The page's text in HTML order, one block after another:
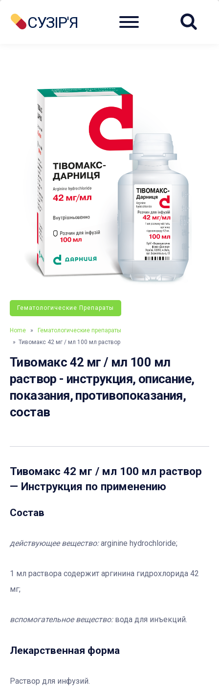
СУЗІР'Я Menu
Гематологические Препараты
Home »
Гематологические препараты
» Тивомакс 42 мг / мл 100 мл раствор
Тивомакс 42 мг / мл 100 мл
раствор - инструкция, описание,
показания, противопоказания,
состав
Тивомакс 42 мг / мл 100 мл раствор
— Инструкция по применению
Состав
действующее вещество:arginine hydrochloride;
1 мл раствора содержит аргинина гидрохлорида 42
мг;
вспомогательноевещество: вода для инъекций.
Лекарственная форма
Раствор для инфузий.